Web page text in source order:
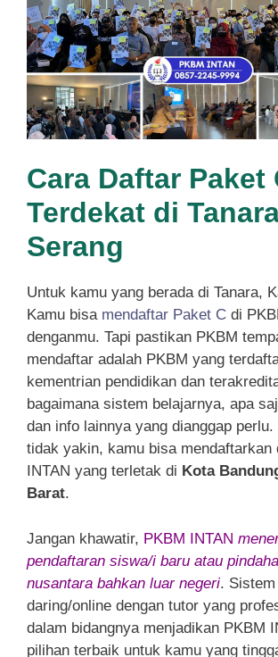
Cara Daftar Paket
Terdekat di
Serang
Untuk kamu yang berada di Tanara,
Kamu bisa mendaftar Paket C di
denganmu. Tapi pastikan PKBM
mendaftar adalah PKBM yang
kementrian pendidikan dan
bagaimana sistem belajarnya, apa
dan info lainnya yang dianggap
tidak yakin, kamu bisa mendaftarkan
INTAN yang terletak di Kota
Barat.
Jangan khawatir, PKBM INTAN
pendaftaran siswa/i baru atau
nusantara bahkan luar negeri.
daring/online dengan tutor yang
dalam bidangnya menjadikan PKBM
pilihan terbaik untuk kamu yang